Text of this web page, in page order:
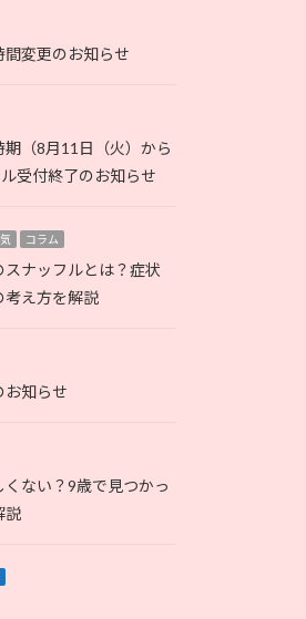
変更のお知らせ
（8月11日（火）から
受付終了のお知らせ
コラム
スナッフルとは？症状
考え方を解説
お知らせ
ない？9歳で見つかっ
説